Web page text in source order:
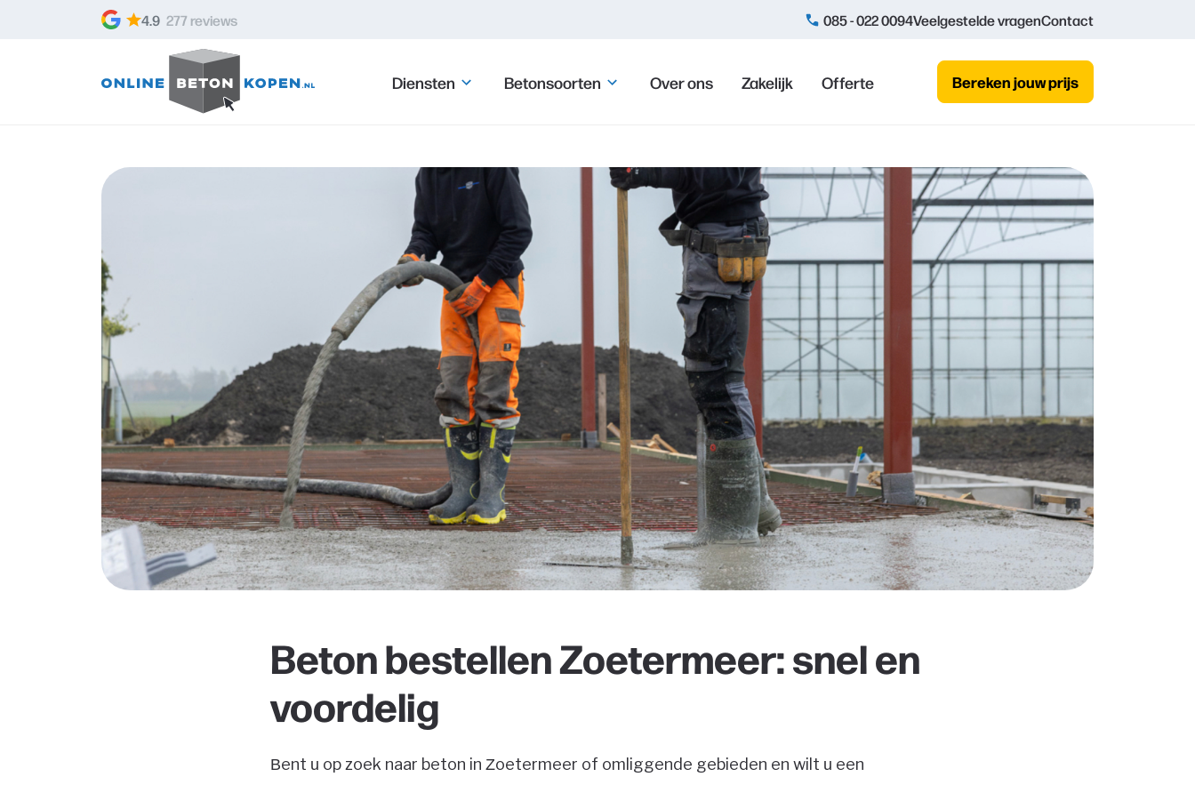
Skip to content 4.9 277 reviews 085 - 022 0094Veelgestelde vragenContact
Diensten Betonsoorten Over ons Zakelijk Offerte Bereken jouw prijs
Beton bestellen Zoetermeer: snel en
voordelig
Bent u op zoek naar beton in Zoetermeer of omliggende gebieden en wilt u een